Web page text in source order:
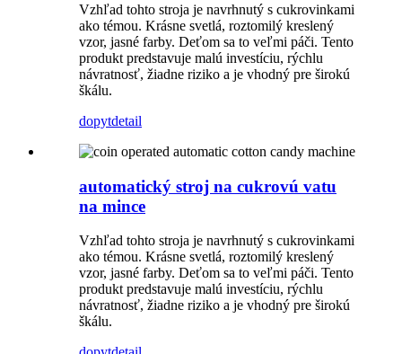
Vzhľad tohto stroja je navrhnutý s cukrovinkami
ako témou. Krásne svetlá, roztomilý kreslený
vzor, ​​jasné farby. Deťom sa to veľmi páči. Tento
produkt predstavuje malú investíciu, rýchlu
návratnosť, žiadne riziko a je vhodný pre širokú
škálu.
dopytdetail
automatický stroj na cukrovú vatu
na mince
Vzhľad tohto stroja je navrhnutý s cukrovinkami
ako témou. Krásne svetlá, roztomilý kreslený
vzor, ​​jasné farby. Deťom sa to veľmi páči. Tento
produkt predstavuje malú investíciu, rýchlu
návratnosť, žiadne riziko a je vhodný pre širokú
škálu.